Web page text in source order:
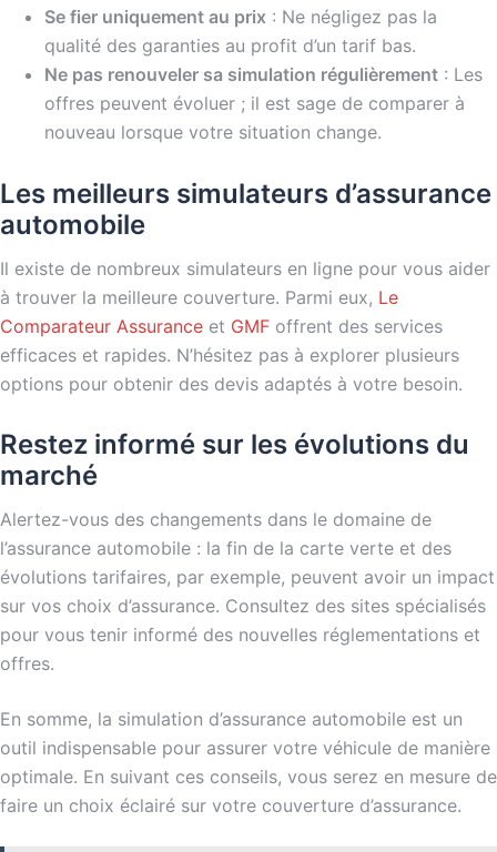
Se fier uniquement au prix : Ne négligez pas la
qualité des garanties au profit d’un tarif bas.
Ne pas renouveler sa simulation régulièrement : Les
offres peuvent évoluer ; il est sage de comparer à
nouveau lorsque votre situation change.
Les meilleurs simulateurs d’assurance
automobile
Il existe de nombreux simulateurs en ligne pour vous aider
à trouver la meilleure couverture. Parmi eux, Le
Comparateur Assurance et GMF offrent des services
efficaces et rapides. N’hésitez pas à explorer plusieurs
options pour obtenir des devis adaptés à votre besoin.
Restez informé sur les évolutions du
marché
Alertez-vous des changements dans le domaine de
l’assurance automobile : la fin de la carte verte et des
évolutions tarifaires, par exemple, peuvent avoir un impact
sur vos choix d’assurance. Consultez des sites spécialisés
pour vous tenir informé des nouvelles réglementations et
offres.
En somme, la simulation d’assurance automobile est un
outil indispensable pour assurer votre véhicule de manière
optimale. En suivant ces conseils, vous serez en mesure de
faire un choix éclairé sur votre couverture d’assurance.